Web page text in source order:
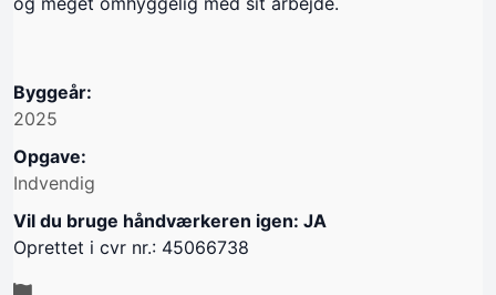
Byggeår:
2025
Opgave:
Indvendig
Vil du bruge håndværkeren igen: JA
Oprettet i cvr nr.: 45066738